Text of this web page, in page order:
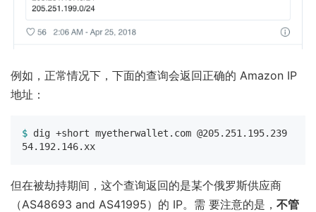
例如，正常情况下，下面的查询会返回正确的 Amazon IP
地址：
$ dig +short myetherwallet.com @205.251.195.239
但在被劫持期间，这个查询返回的是某个俄罗斯供应商
（AS48693 and AS41995）的 IP。需 要注意的是， 不管